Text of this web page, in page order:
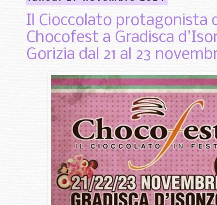
Il Cioccolato protagonista
Chocofest a Gradisca
Gorizia dal 21 al 23